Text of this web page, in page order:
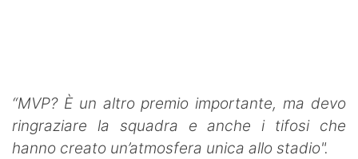
“MVP? È un altro premio importante, ma devo
ringraziare la squadra e anche i tifosi che
hanno creato un’atmosfera unica allo stadio".